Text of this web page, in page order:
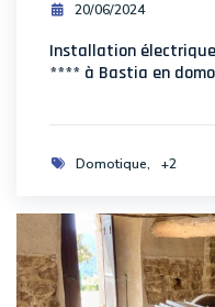
20/06/2024
Installation
**** à Bastia en
Domotique +2